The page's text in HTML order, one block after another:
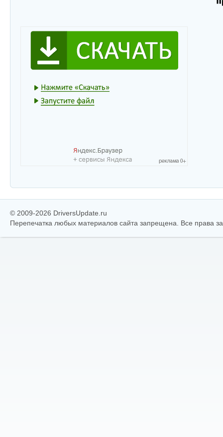
© 2009-2026 DriversUpdate.ru
Перепечатка любых материалов сайта запрещена. Все права